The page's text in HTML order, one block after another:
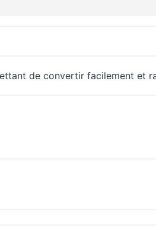
de convertir facilement et